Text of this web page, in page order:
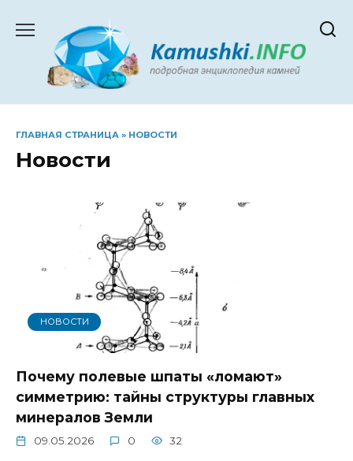
содержанию
ГЛАВНАЯ СТРАНИЦА » НОВОСТИ
Новости
НОВОСТИ
Почему полевые шпаты «ломают»
симметрию: тайны структуры главных
минералов Земли
09.05.2026 0 32